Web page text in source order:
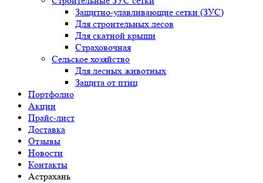
Защитно-улавливающие сетки (ЗУС)
Для строительных лесов
Для скатной крыши
Страховочная
Сельское хозяйство
Для лесных животных
Защита от птиц
Портфолио
Акции
Прайс-лист
Доставка
Отзывы
Новости
Контакты
Астрахань